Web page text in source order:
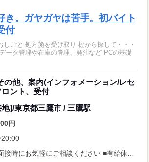
き。ガヤガヤは苦手。初バイト
付
しごと 処方箋を受け取り 棚から探して・・・
ータ管理や在庫の管理、発注など PCの基礎
の他、案内(インフォメーション/レセ
ント、受付
]/東京都三鷹市 / 三鷹駅
円
20:00
■休日の希望は面接時にお気軽にご相談ください ■有給休暇・産休・育休あり アルバイトの方も、有休はもちろん、産休育休を取得できます（取得実績あり）。 カムバックして活躍中の方もどんどん増えています。